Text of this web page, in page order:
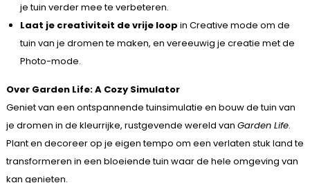
je tuin verder mee te verbeteren.
Laat je creativiteit de vrije loop in Creative mode om de
tuin van je dromen te maken, en vereeuwig je creatie met de
Photo-mode.
Over Garden Life: A Cozy Simulator
Geniet van een ontspannende tuinsimulatie en bouw de tuin van
je dromen in de kleurrijke, rustgevende wereld van Garden Life.
Plant en decoreer op je eigen tempo om een verlaten stuk land te
transformeren in een bloeiende tuin waar de hele omgeving van
kan genieten.